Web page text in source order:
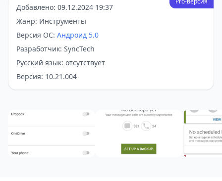
Добавлено: 09.12.2024 19:37
Жанр: Инструменты
Версия ОС: Андроид 5.0
Разработчик: SyncTech
Русский язык: отсутствует
Версия: 10.21.004